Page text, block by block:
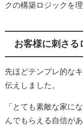
クの構築ロジックを
お客様に刺さる
先ほどテンプレ的な
伝えしました。
「とても素敵な家に
んでもらえる自信が